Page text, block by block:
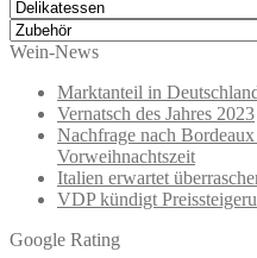
Wein-News
Marktanteil in
Vernatsch des Jahres 2023
Nachfrage nach
Vorweihnachtszeit
Italien erwartet
VDP kündigt
Google Rating